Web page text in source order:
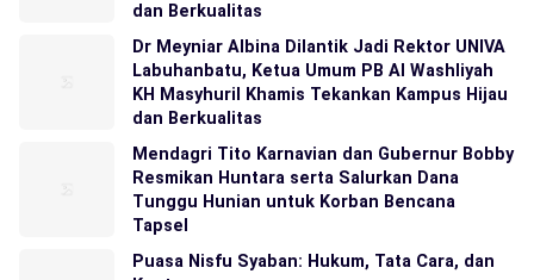
dan Berkualitas
Dr Meyniar Albina Dilantik Jadi Rektor UNIVA
Labuhanbatu, Ketua Umum PB Al Washliyah
KH Masyhuril Khamis Tekankan Kampus Hijau
dan Berkualitas
Mendagri Tito Karnavian dan Gubernur Bobby
Resmikan Huntara serta Salurkan Dana
Tunggu Hunian untuk Korban Bencana
Tapsel
Puasa Nisfu Syaban: Hukum, Tata Cara, dan